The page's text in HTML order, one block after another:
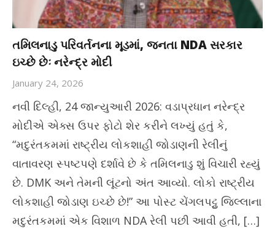
તમિલનાડુ પરિવર્તનના મૂડમાં, જનતા NDA સરકાર
ઇચ્છે છેઃ નરેન્દ્ર મોદી
January 24, 2026
નવી દિલ્હી, 24 જાન્યુઆરી 2026: વડાપ્રધાન નરેન્દ્ર
મોદીએ એક્સ ઉપર ફોટો શેર કરીને લખ્યું હતું કે,
“મદુરંતકમમાં રાષ્ટ્રીય લોકશાહી જોડાણની રેલીનું
વાતાવરણ સ્પષ્ટપણે દર્શાવે છે કે તમિલનાડુ શું વિચારી રહ્યું
છે. DMK અને તેમની લૂંટનો અંત આવ્યો. લોકો રાષ્ટ્રીય
લોકશાહી જોડાણ ઇચ્છે છે!” આ પોસ્ટ ચેંગલપટ્ટુ જિલ્લાના
મદુરંતકમમાં એક વિશાળ NDA રેલી પછી આવી હતી, […]